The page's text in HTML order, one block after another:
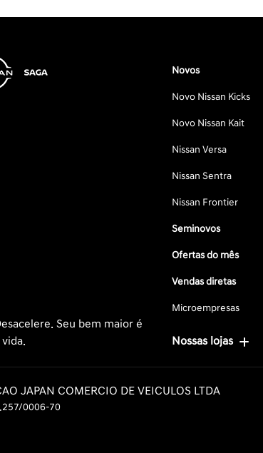
Seu bem maior é
vida.
Novos
Novo Nissan Kicks
Novo Nissan Kait
Nissan Versa
Nissan Sentra
Nissan Frontier
Seminovos
Ofertas do mês
Vendas diretas
Microempresas
Nossas lojas
JAPAN COMERCIO DE VEICULOS LTDA
0006-70